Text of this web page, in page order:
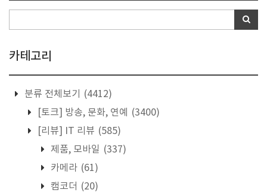
카테고리
분류 전체보기
(4412)
[토크] 방송, 문화, 연예
(3400)
[리뷰] IT 리뷰 (585)
제품, 모바일 (337)
카메라 (61)
캠코더 (20)